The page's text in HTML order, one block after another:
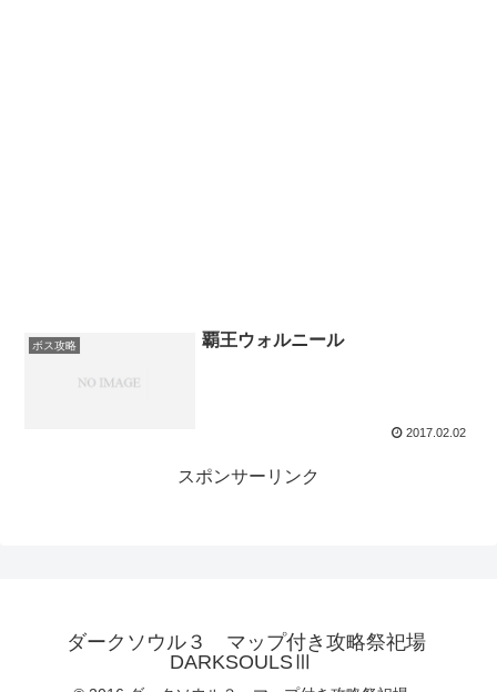
ボス攻略 覇王ウォルニール
2017.02.02
スポンサーリンク
ダークソウル３ マップ付き攻略祭祀場
DARKSOULSⅢ